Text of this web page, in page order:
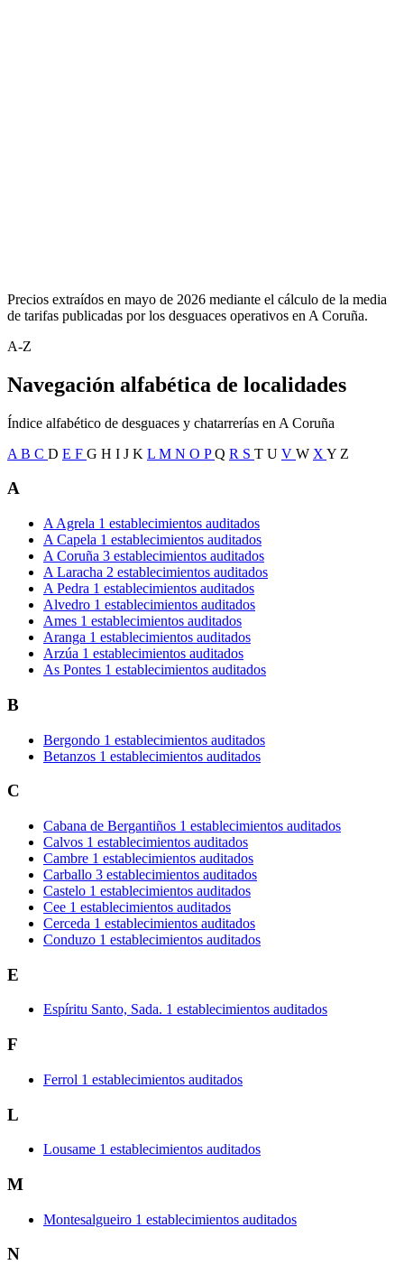
Precios extraídos en mayo de 2026 mediante el cálculo de la media
de tarifas publicadas por los desguaces operativos en A Coruña.
A-Z
Navegación alfabética de localidades
Índice alfabético de desguaces y chatarrerías en A Coruña
A B C D E F G H I J K L M N O PQ R S T U V W X Y Z
A
A Agrela 1 establecimientos auditados
A Capela 1 establecimientos auditados
A Coruña 3 establecimientos auditados
A Laracha 2 establecimientos auditados
A Pedra 1 establecimientos auditados
Alvedro 1 establecimientos auditados
Ames 1 establecimientos auditados
Aranga 1 establecimientos auditados
Arzúa 1 establecimientos auditados
As Pontes 1 establecimientos auditados
B
Bergondo 1 establecimientos auditados
Betanzos 1 establecimientos auditados
C
Cabana de Bergantiños 1 establecimientos auditados
Calvos 1 establecimientos auditados
Cambre 1 establecimientos auditados
Carballo 3 establecimientos auditados
Castelo 1 establecimientos auditados
Cee 1 establecimientos auditados
Cerceda 1 establecimientos auditados
Conduzo 1 establecimientos auditados
E
Espíritu Santo, Sada. 1 establecimientos auditados
F
Ferrol 1 establecimientos auditados
L
Lousame 1 establecimientos auditados
M
Montesalgueiro 1 establecimientos auditados
N